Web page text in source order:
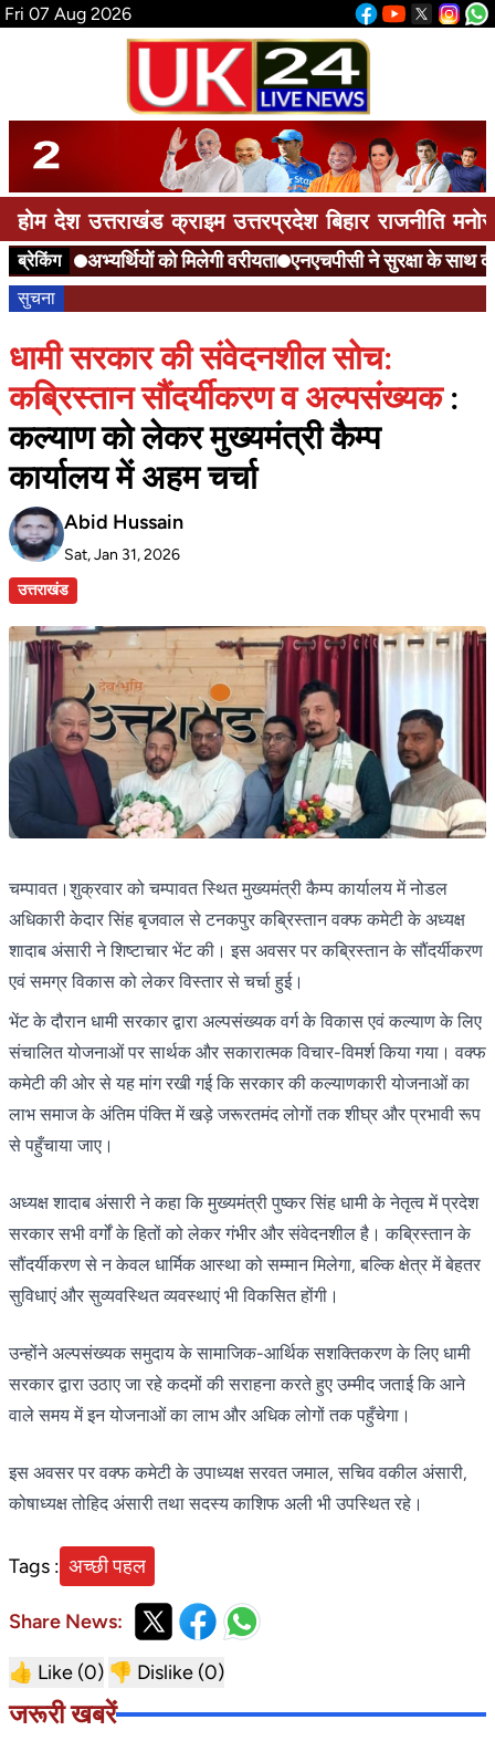
Fri 07 Aug 2026
होम देश उत्तराखंड क्राइम उत्तरप्रदेश बिहार राजनीति
ब्रेकिंगअभ्यर्थियों को मिलेगी वरीयता एनएचपीसी ने सुरक्षा के साथ दी
सुचना
धामी सरकार की संवेदनशील सोच:
कब्रिस्तान सौंदर्यीकरण व अल्पसंख्यक:
कल्याण को लेकर मुख्यमंत्री कैम्प
कार्यालय में अहम चर्चा
Abid Hussain
Sat, Jan 31, 2026
उत्तराखंड
चम्पावत।शुक्रवार को चम्पावत स्थित मुख्यमंत्री कैम्प कार्यालय में नोडल
अधिकारी केदार सिंह बृजवाल से टनकपुर कब्रिस्तान वक्फ कमेटी के अध्यक्ष
शादाब अंसारी ने शिष्टाचार भेंट की। इस अवसर पर कब्रिस्तान के सौंदर्यीकरण
एवं समग्र विकास को लेकर विस्तार से चर्चा हुई।
भेंट के दौरान धामी सरकार द्वारा अल्पसंख्यक वर्ग के विकास एवं कल्याण के लिए
संचालित योजनाओं पर सार्थक और सकारात्मक विचार-विमर्श किया गया। वक्फ
कमेटी की ओर से यह मांग रखी गई कि सरकार की कल्याणकारी योजनाओं का
लाभ समाज के अंतिम पंक्ति में खड़े जरूरतमंद लोगों तक शीघ्र और प्रभावी रूप
से पहुँचाया जाए।
अध्यक्ष शादाब अंसारी ने कहा कि मुख्यमंत्री पुष्कर सिंह धामी के नेतृत्व में प्रदेश
सरकार सभी वर्गों के हितों को लेकर गंभीर और संवेदनशील है। कब्रिस्तान के
सौंदर्यीकरण से न केवल धार्मिक आस्था को सम्मान मिलेगा, बल्कि क्षेत्र में बेहतर
सुविधाएं और सुव्यवस्थित व्यवस्थाएं भी विकसित होंगी।
उन्होंने अल्पसंख्यक समुदाय के सामाजिक-आर्थिक सशक्तिकरण के लिए धामी
सरकार द्वारा उठाए जा रहे कदमों की सराहना करते हुए उम्मीद जताई कि आने
वाले समय में इन योजनाओं का लाभ और अधिक लोगों तक पहुँचेगा।
इस अवसर पर वक्फ कमेटी के उपाध्यक्ष सरवत जमाल, सचिव वकील अंसारी,
कोषाध्यक्ष तोहिद अंसारी तथा सदस्य काशिफ अली भी उपस्थित रहे।
Tags : अच्छी पहल
Share News:
👍 Like (0) 👎 Dislike (0)
जरूरी खबरें